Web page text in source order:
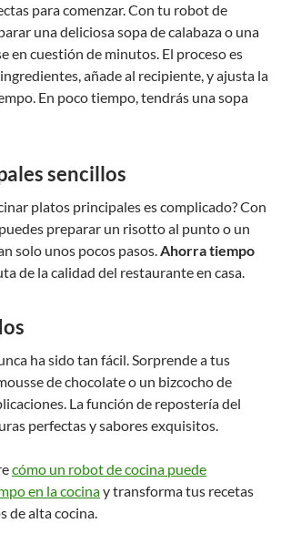
para comenzar. Con tu robot de
una deliciosa sopa de calabaza o una
en cuestión de minutos. El proceso es
añade al recipiente, y ajusta la
En poco tiempo, tendrás una sopa
sencillos
platos principales es complicado? Con
preparar un risotto al punto o un
solo unos pocos pasos.Ahorra tiempo
de la calidad del restaurante en casa.
ha sido tan fácil. Sorprende a tus
de chocolate o un bizcocho de
La función de repostería del
perfectas y sabores exquisitos.
cómo un robot de cocina puede
en la cocinay transforma tus recetas
de alta cocina.